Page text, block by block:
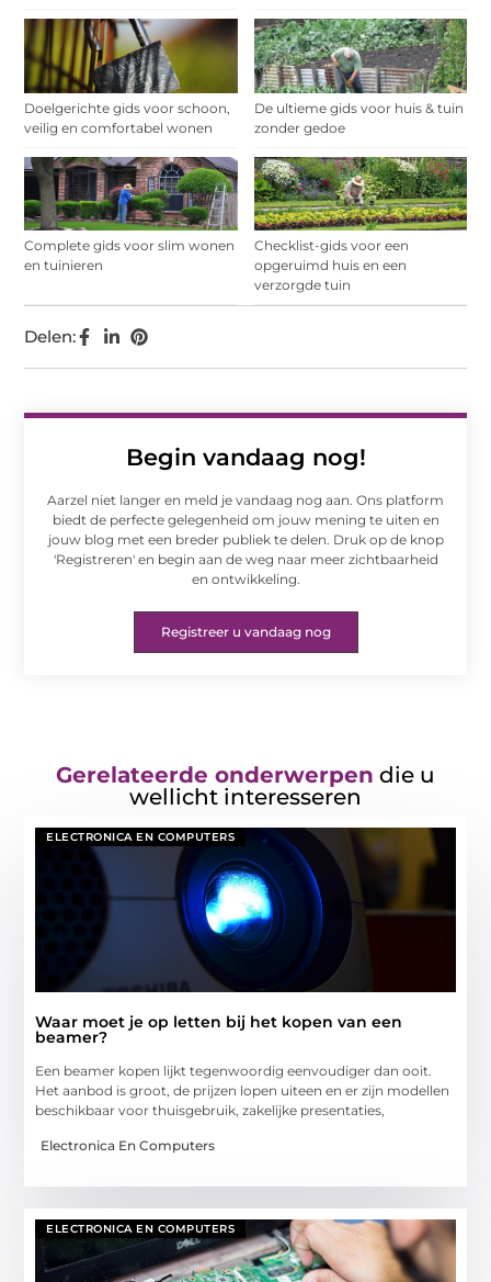
Doelgerichte gids voor schoon,
veilig en comfortabel wonen
De ultieme gids voor huis & tuin
zonder gedoe
Complete gids voor slim wonen
en tuinieren
Checklist-gids voor een
opgeruimd huis en een
verzorgde tuin
Begin vandaag nog!
Aarzel niet langer en meld je vandaag nog aan. Ons platform
biedt de perfecte gelegenheid om jouw mening te uiten en
jouw blog met een breder publiek te delen. Druk op de knop
'Registreren' en begin aan de weg naar meer zichtbaarheid
en ontwikkeling.
Registreer u vandaag nog
Delen:
Gerelateerde onderwerpen die u
wellicht interesseren
ELECTRONICA EN COMPUTERS
Waar moet je op letten bij het kopen van een
beamer?
Een beamer kopen lijkt tegenwoordig eenvoudiger dan ooit.
Het aanbod is groot, de prijzen lopen uiteen en er zijn modellen
beschikbaar voor thuisgebruik, zakelijke presentaties,
Electronica En Computers
ELECTRONICA EN COMPUTERS